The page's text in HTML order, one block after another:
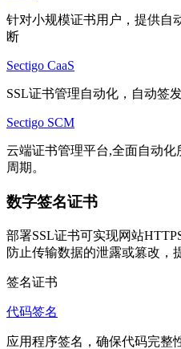
针对小规模证书用户，提供自
断
Sectigo CaaS
SSL证书管理自动化，自动签
Sectigo SCM
云端证书管理平台,全面自动化
周期。
数字签名证书
部署SSL证书可实现网站
防止传输数据的泄露或篡改，
签名证书
代码签名
应用程序签名，确保代码完整